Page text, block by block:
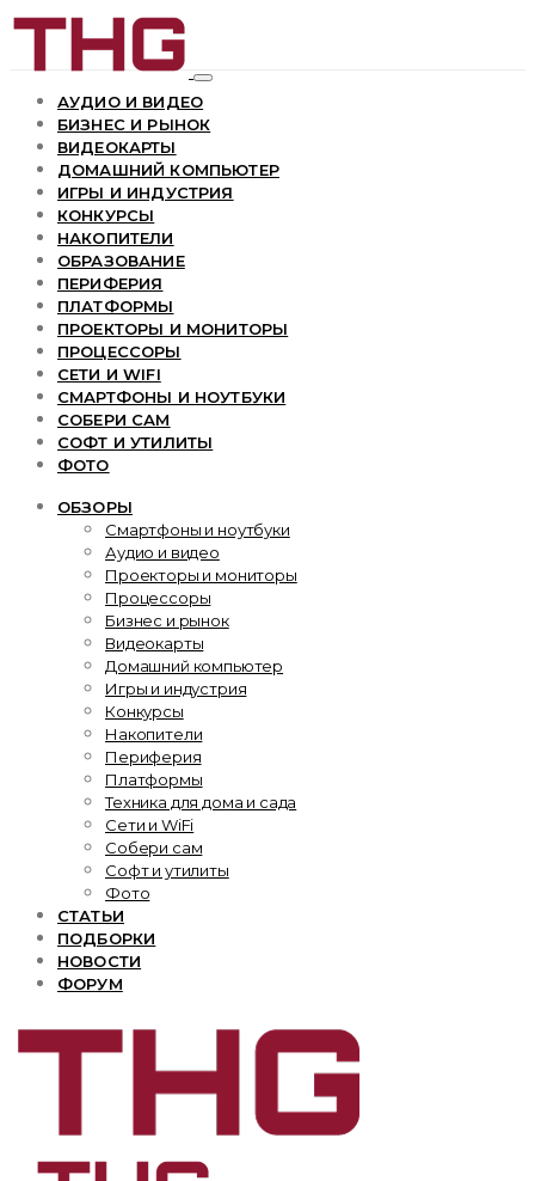
АУДИО И ВИДЕО
БИЗНЕС И РЫНОК
ВИДЕОКАРТЫ
ДОМАШНИЙ КОМПЬЮТЕР
ИГРЫ И ИНДУСТРИЯ
КОНКУРСЫ
НАКОПИТЕЛИ
ОБРАЗОВАНИЕ
ПЕРИФЕРИЯ
ПЛАТФОРМЫ
ПРОЕКТОРЫ И МОНИТОРЫ
ПРОЦЕССОРЫ
СЕТИ И WIFI
СМАРТФОНЫ И НОУТБУКИ
СОБЕРИ САМ
СОФТ И УТИЛИТЫ
ФОТО
ОБЗОРЫ
Смартфоны и ноутбуки
Аудио и видео
Проекторы и мониторы
Процессоры
Бизнес и рынок
Видеокарты
Домашний компьютер
Игры и индустрия
Конкурсы
Накопители
Периферия
Платформы
Техника для дома и сада
Сети и WiFi
Собери сам
Софт и утилиты
Фото
СТАТЬИ
ПОДБОРКИ
НОВОСТИ
ФОРУМ